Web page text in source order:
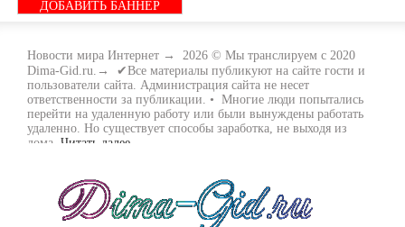
ДОБАВИТЬ БАННЕР
Новости мира Интернет → 2026 © Мы транслируем с 2020
Dima-Gid.ru.→ ✔Все материалы публикуют на сайте гости и
пользователи сайта. Администрация сайта не несет
ответственности за публикации. • Многие люди попытались
перейти на удаленную работу или были вынуждены работать
удаленно. Но существует способы заработка, не выходя из
дома. Читать далее...
много. Все зависит только от вас, чем вы хотите заняться и, что
вам придётся по душе. Наш сайт собирает для вас всю
полезную информацию и новые виды заработка которые